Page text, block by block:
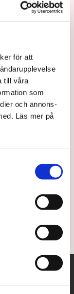
för att
till våra
som
och annons-
Läs mer på
ny
som
tre av alla
kärnkraft i
Reidar
TN.